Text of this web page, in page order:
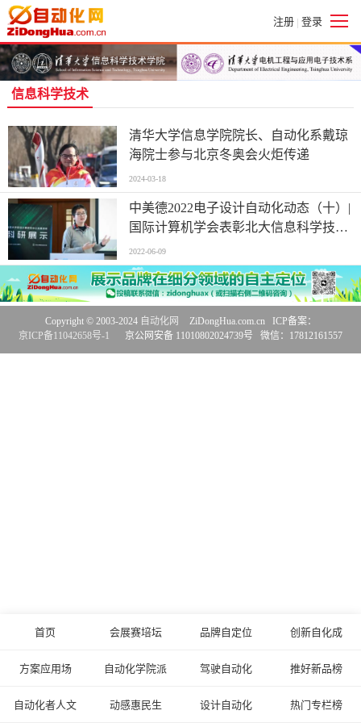
注册 | 登录
信息科学技术
清华大学信息学院院长、自动化系戴琼
海院士参与北京冬奥会火炬传递
2024-03-18
中美德2022电子设计自动化动态（十）|
国际计算机学会表彰北大信息科学技术
学院四年级学生郭资政在芯片设计自动
化（EDA）领域的贡献
2022-06-09
首页 会展赛培坛 品牌自定位 创新自化成
方案应用场 自动化学院派 驾驶自动化 推好新品榜
自动化者人文 动感惠民生 设计自动化 热门专栏榜
Copyright © 2003-2024 自动化网
ZiDongHua.com.cn ICP备案：
京ICP备11042658号-1
京公网安备 11010802024739号 微信：17812161557